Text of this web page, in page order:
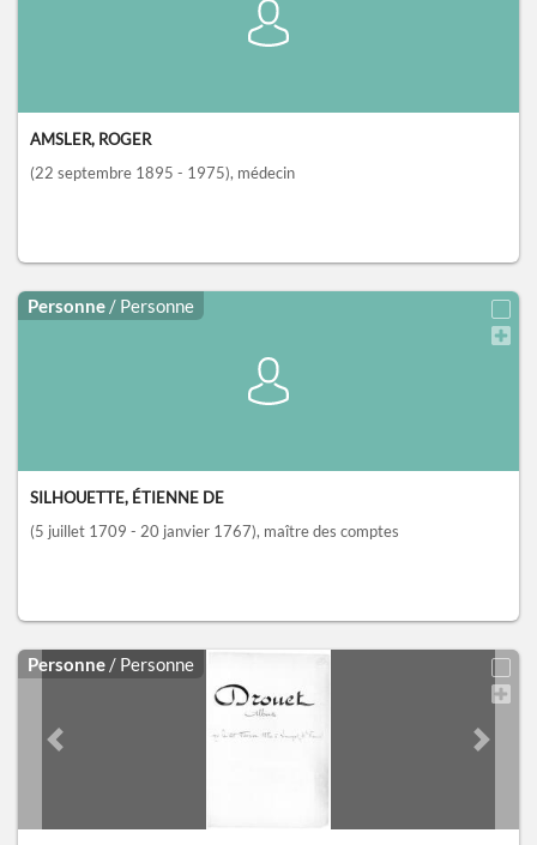
AMSLER, ROGER
(22 septembre 1895 - 1975), médecin
Personne / Personne
SILHOUETTE, ÉTIENNE DE
(5 juillet 1709 - 20 janvier 1767), maître des comptes
Personne / Personne
Previous slide Next